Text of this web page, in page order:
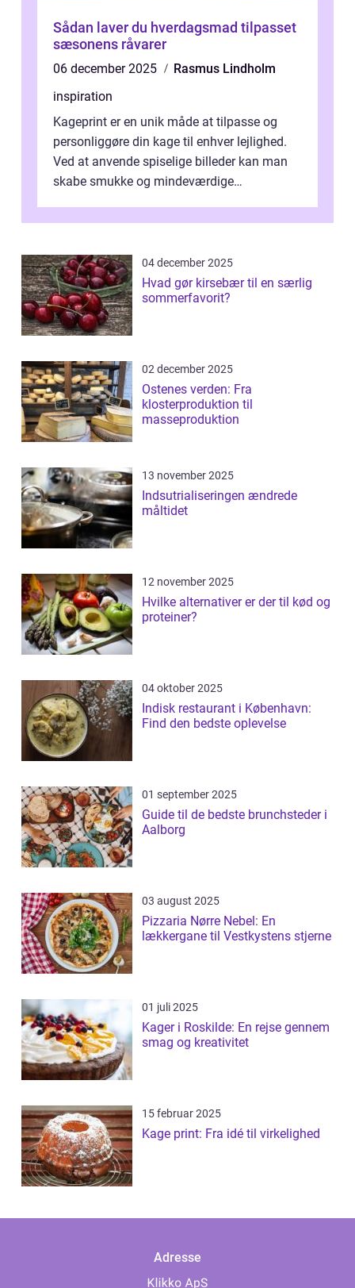
Sådan laver du hverdagsmad tilpasset
sæsonens råvarer
06 december 2025
Rasmus Lindholm
inspiration
Kageprint er en unik måde at tilpasse og
personliggøre din kage til enhver lejlighed.
Ved at anvende spiselige billeder kan man
skabe smukke og mindeværdige
04 december 2025
Hvad gør kirsebær til en særlig
sommerfavorit?
02 december 2025
Ostenes verden: Fra
klosterproduktion til
masseproduktion
13 november 2025
Indsutrialiseringen ændrede
måltidet
12 november 2025
Hvilke alternativer er der til kød og
proteiner?
04 oktober 2025
Indisk restaurant i København:
Find den bedste oplevelse
01 september 2025
Guide til de bedste brunchsteder i
Aalborg
03 august 2025
Pizzaria Nørre Nebel: En
lækkergane til Vestkystens stjerne
01 juli 2025
Kager i Roskilde: En rejse gennem
smag og kreativitet
15 februar 2025
Kage print: Fra idé til virkelighed
Adresse